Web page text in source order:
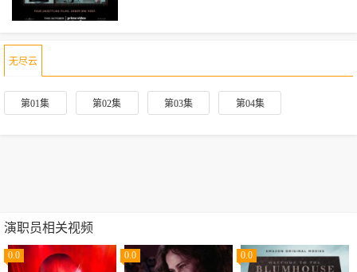
无尽云
第01集 第02集 第03集 第04集
演职员相关视频
0.0 0.0 0.0